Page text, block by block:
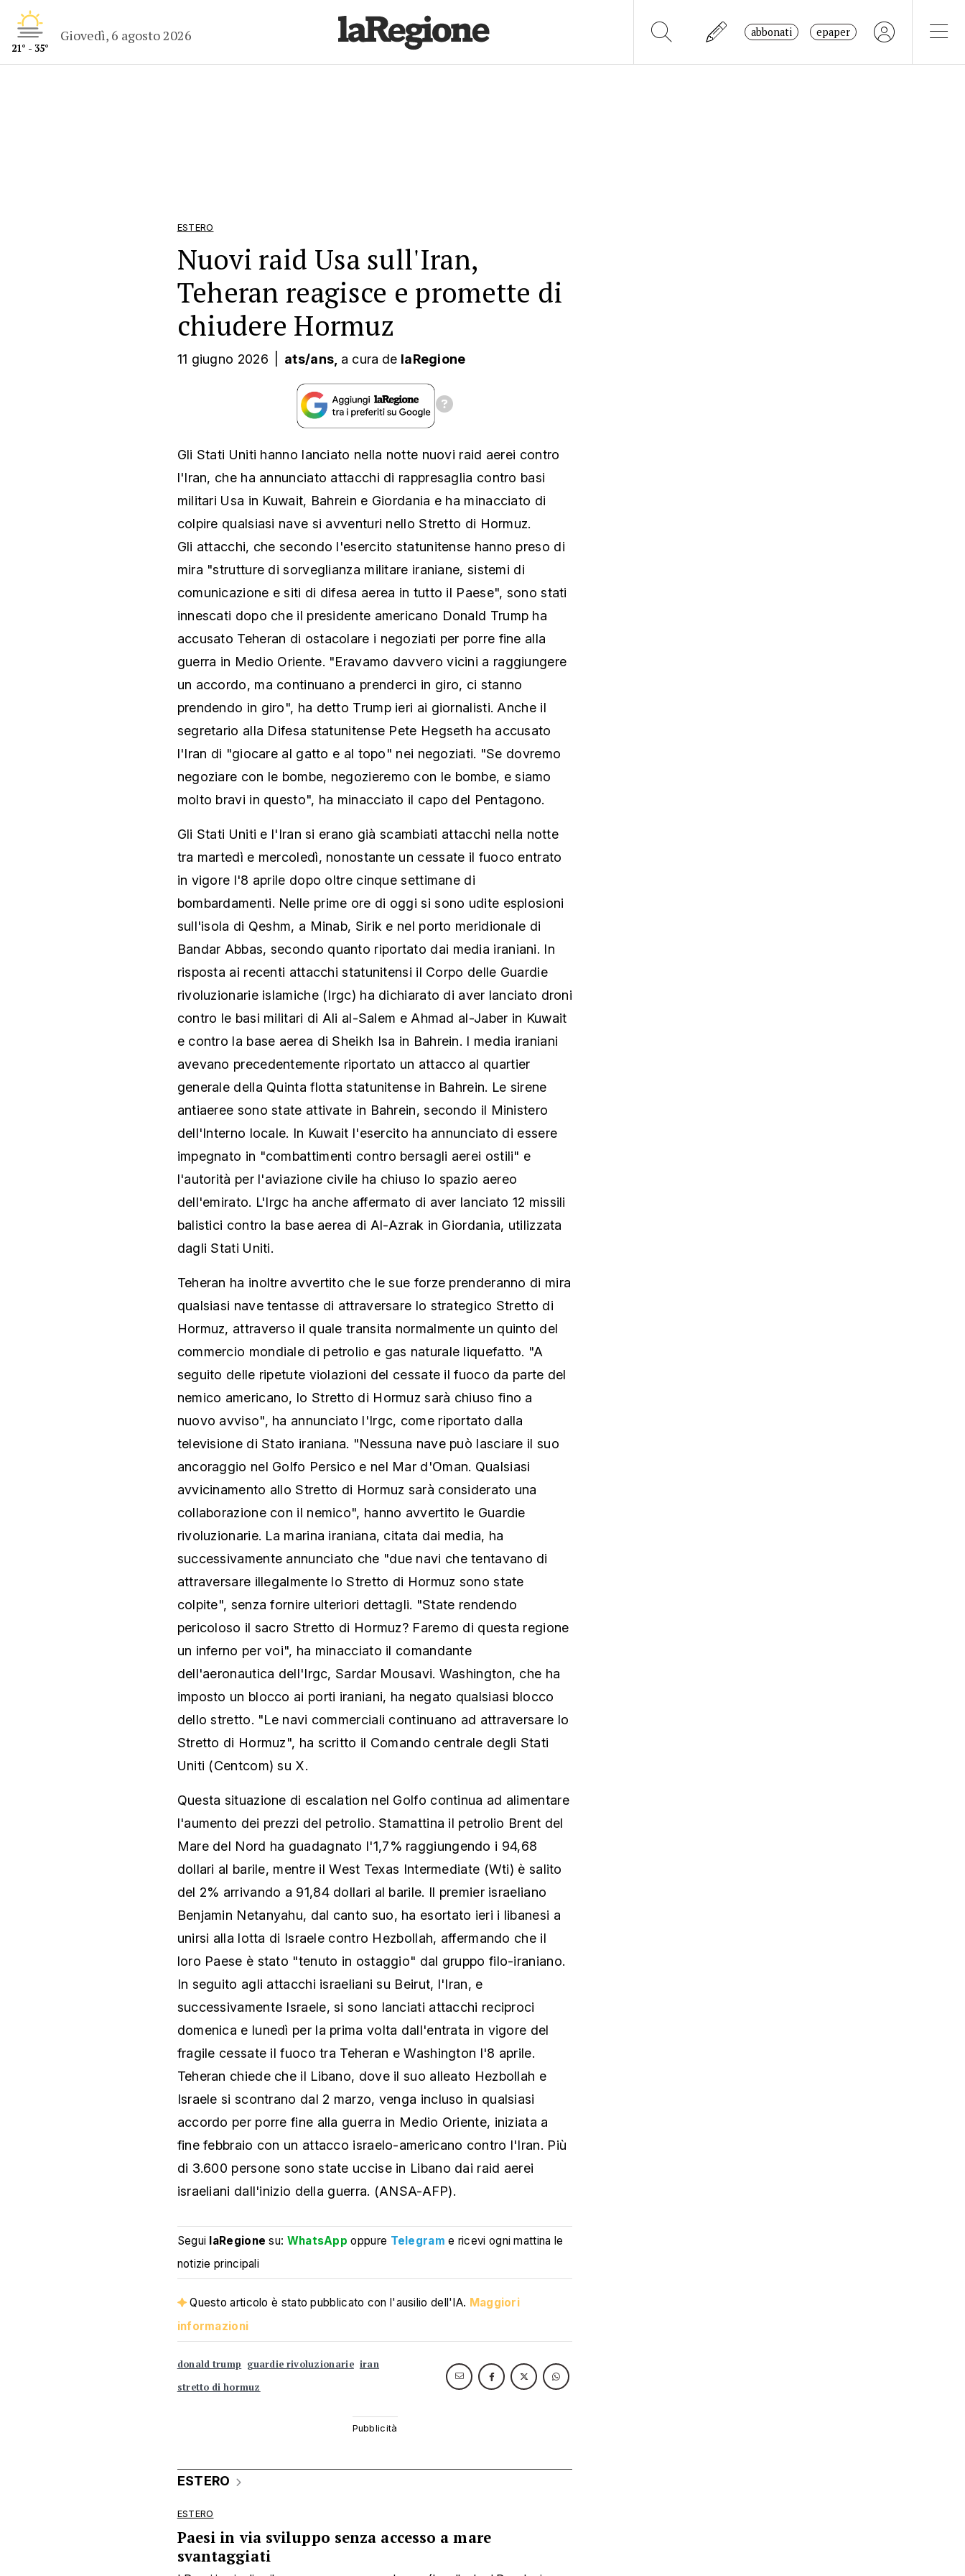
21° - 35°
Giovedì, 6 agosto 2026 abbonati epaper
ESTERO
Nuovi raid Usa sull'Iran,
Teheran reagisce e promette di
chiudere Hormuz
11 giugno 2026 ats/ans, a cura de laRegione
Gli Stati Uniti hanno lanciato nella notte nuovi raid aerei contro
l'Iran, che ha annunciato attacchi di rappresaglia contro basi
militari Usa in Kuwait, Bahrein e Giordania e ha minacciato di
colpire qualsiasi nave si avventuri nello Stretto di Hormuz.
Gli attacchi, che secondo l'esercito statunitense hanno preso di
mira "strutture di sorveglianza militare iraniane, sistemi di
comunicazione e siti di difesa aerea in tutto il Paese", sono stati
innescati dopo che il presidente americano Donald Trump ha
accusato Teheran di ostacolare i negoziati per porre fine alla
guerra in Medio Oriente. "Eravamo davvero vicini a raggiungere
un accordo, ma continuano a prenderci in giro, ci stanno
prendendo in giro", ha detto Trump ieri ai giornalisti. Anche il
segretario alla Difesa statunitense Pete Hegseth ha accusato
l'Iran di "giocare al gatto e al topo" nei negoziati. "Se dovremo
negoziare con le bombe, negozieremo con le bombe, e siamo
molto bravi in questo", ha minacciato il capo del Pentagono.
Gli Stati Uniti e l'Iran si erano già scambiati attacchi nella notte
tra martedì e mercoledì, nonostante un cessate il fuoco entrato
in vigore l'8 aprile dopo oltre cinque settimane di
bombardamenti. Nelle prime ore di oggi si sono udite esplosioni
sull'isola di Qeshm, a Minab, Sirik e nel porto meridionale di
Bandar Abbas, secondo quanto riportato dai media iraniani. In
risposta ai recenti attacchi statunitensi il Corpo delle Guardie
rivoluzionarie islamiche (Irgc) ha dichiarato di aver lanciato droni
contro le basi militari di Ali al-Salem e Ahmad al-Jaber in Kuwait
e contro la base aerea di Sheikh Isa in Bahrein. I media iraniani
avevano precedentemente riportato un attacco al quartier
generale della Quinta flotta statunitense in Bahrein. Le sirene
antiaeree sono state attivate in Bahrein, secondo il Ministero
dell'Interno locale. In Kuwait l'esercito ha annunciato di essere
impegnato in "combattimenti contro bersagli aerei ostili" e
l'autorità per l'aviazione civile ha chiuso lo spazio aereo
dell'emirato. L'Irgc ha anche affermato di aver lanciato 12 missili
balistici contro la base aerea di Al-Azrak in Giordania, utilizzata
dagli Stati Uniti.
Teheran ha inoltre avvertito che le sue forze prenderanno di mira
qualsiasi nave tentasse di attraversare lo strategico Stretto di
Hormuz, attraverso il quale transita normalmente un quinto del
commercio mondiale di petrolio e gas naturale liquefatto. "A
seguito delle ripetute violazioni del cessate il fuoco da parte del
nemico americano, lo Stretto di Hormuz sarà chiuso fino a
nuovo avviso", ha annunciato l'Irgc, come riportato dalla
televisione di Stato iraniana. "Nessuna nave può lasciare il suo
ancoraggio nel Golfo Persico e nel Mar d'Oman. Qualsiasi
avvicinamento allo Stretto di Hormuz sarà considerato una
collaborazione con il nemico", hanno avvertito le Guardie
rivoluzionarie. La marina iraniana, citata dai media, ha
successivamente annunciato che "due navi che tentavano di
attraversare illegalmente lo Stretto di Hormuz sono state
colpite", senza fornire ulteriori dettagli. "State rendendo
pericoloso il sacro Stretto di Hormuz? Faremo di questa regione
un inferno per voi", ha minacciato il comandante
dell'aeronautica dell'Irgc, Sardar Mousavi. Washington, che ha
imposto un blocco ai porti iraniani, ha negato qualsiasi blocco
dello stretto. "Le navi commerciali continuano ad attraversare lo
Stretto di Hormuz", ha scritto il Comando centrale degli Stati
Uniti (Centcom) su X.
Questa situazione di escalation nel Golfo continua ad alimentare
l'aumento dei prezzi del petrolio. Stamattina il petrolio Brent del
Mare del Nord ha guadagnato l'1,7% raggiungendo i 94,68
dollari al barile, mentre il West Texas Intermediate (Wti) è salito
del 2% arrivando a 91,84 dollari al barile. Il premier israeliano
Benjamin Netanyahu, dal canto suo, ha esortato ieri i libanesi a
unirsi alla lotta di Israele contro Hezbollah, affermando che il
loro Paese è stato "tenuto in ostaggio" dal gruppo filo-iraniano.
In seguito agli attacchi israeliani su Beirut, l'Iran, e
successivamente Israele, si sono lanciati attacchi reciproci
domenica e lunedì per la prima volta dall'entrata in vigore del
fragile cessate il fuoco tra Teheran e Washington l'8 aprile.
Teheran chiede che il Libano, dove il suo alleato Hezbollah e
Israele si scontrano dal 2 marzo, venga incluso in qualsiasi
accordo per porre fine alla guerra in Medio Oriente, iniziata a
fine febbraio con un attacco israelo-americano contro l'Iran. Più
di 3.600 persone sono state uccise in Libano dai raid aerei
israeliani dall'inizio della guerra. (ANSA-AFP).
Segui laRegione su: WhatsApp oppure Telegram e ricevi ogni mattina le
notizie principali
Questo articolo è stato pubblicato con l'ausilio dell'IA. Maggiori
informazioni
donald trump guardie rivoluzionarie iran
stretto di hormuz
ESTERO
ESTERO
Paesi in via sviluppo senza accesso a mare
svantaggiati